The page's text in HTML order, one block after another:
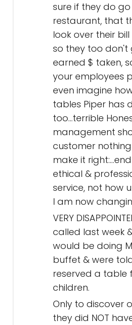
sure if they do
restaurant, that
look over their bill
so they too don't
earned $ taken,
your employees
even imagine
tables Piper has
too...terrible
management
customer
make it
ethical &
service, not how
I am now
VERY
called last week
would be doing
buffet & were told
reserved a table
children.
Only to discover
they did NOT